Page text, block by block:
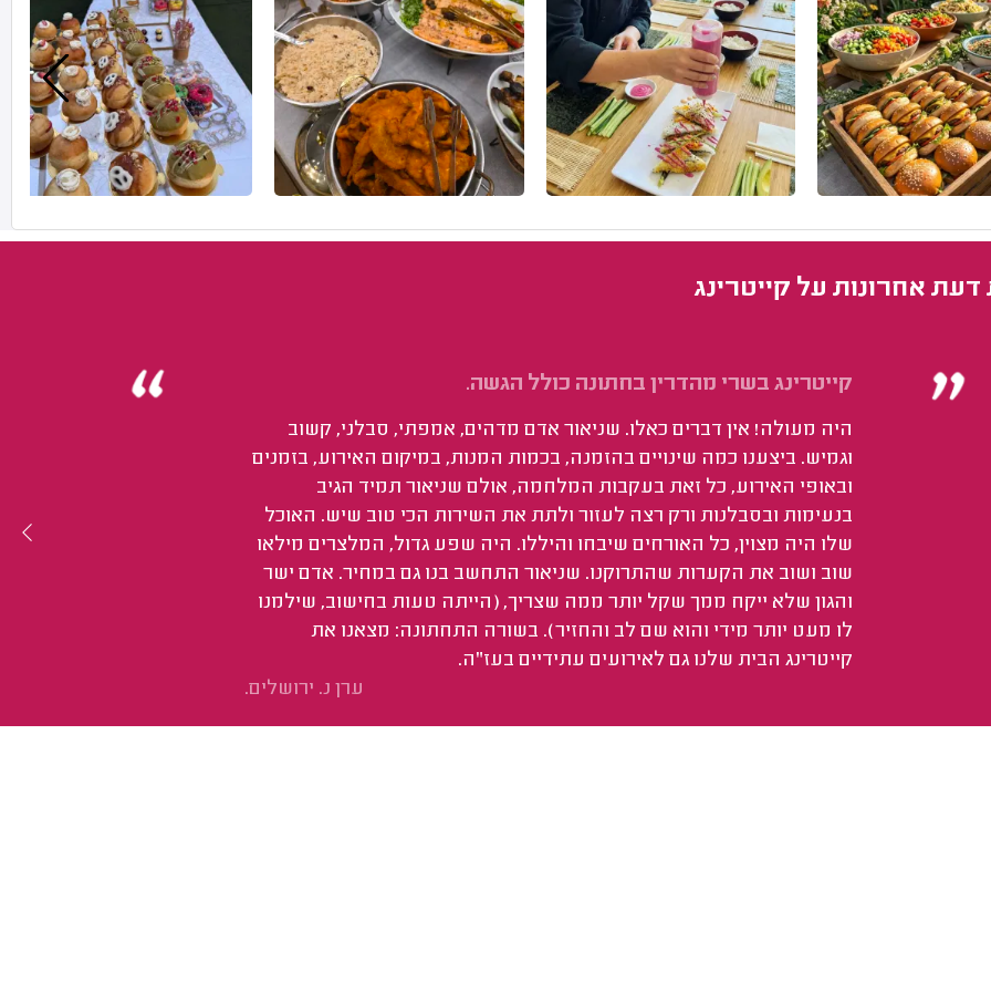
דעת אחרונות על קייטרינג
קייטרינג בשרי מהדרין בחתונה כולל הגשה.
היה מעולה! אין דברים כאלו. שניאור אדם מדהים, אמפתי, סבלני, קשוב
וגמיש. ביצענו כמה שינויים בהזמנה, בכמות המנות, במיקום האירוע, בזמנים
ובאופי האירוע, כל זאת בעקבות המלחמה, אולם שניאור תמיד הגיב
בנעימות ובסבלנות ורק רצה לעזור ולתת את השירות הכי טוב שיש. האוכל
שלו היה מצוין, כל האורחים שיבחו והיללו. היה שפע גדול, המלצרים מילאו
שוב ושוב את הקערות שהתרוקנו. שניאור התחשב בנו גם במחיר. אדם ישר
והגון שלא ייקח ממך שקל יותר ממה שצריך, (הייתה טעות בחישוב, שילמנו
לו מעט יותר מידי והוא שם לב והחזיר). בשורה התחתונה: מצאנו את
קייטרינג הבית שלנו גם לאירועים עתידיים בעז"ה.
ערן נ. ירושלים.